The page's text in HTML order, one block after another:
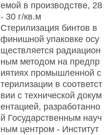
емой в производстве, 28
- 30 г/кв.м
Стерилизация бинтов в
финишной упаковке осу
ществляется радиацион
ным методом на предпр
иятиях промышленной с
терилизации в соответст
вии с технической докум
ентацией, разработанно
й Государственным науч
ным центром - Институт